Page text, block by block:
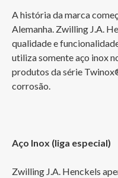
A história da marca
Alemanha. Zwilling J.A.
qualidade e
utiliza somente aço inox
produtos da série
corrosão.
Aço Inox (liga especial)
Zwilling J.A. Henckels